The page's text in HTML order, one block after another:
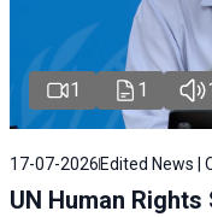
1 1 1
17-07-2026 Edited News |
UN Human